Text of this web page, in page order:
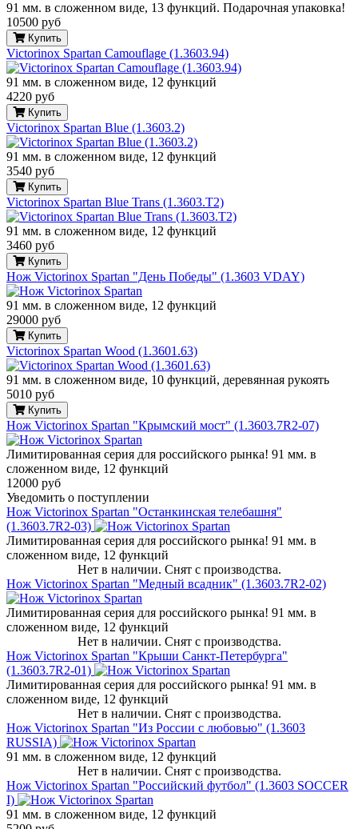
91 мм. в сложенном виде, 13 функций. Подарочная упаковка!
10500 руб
Купить
Victorinox Spartan Camouflage (1.3603.94)
91 мм. в сложенном виде, 12 функций
4220 руб
Купить
Victorinox Spartan Blue (1.3603.2)
91 мм. в сложенном виде, 12 функций
3540 руб
Купить
Victorinox Spartan Blue Trans (1.3603.T2)
91 мм. в сложенном виде, 12 функций
3460 руб
Купить
Нож Victorinox Spartan "День Победы" (1.3603 VDAY)
91 мм. в сложенном виде, 12 функций
29000 руб
Купить
Victorinox Spartan Wood (1.3601.63)
91 мм. в сложенном виде, 10 функций, деревянная рукоять
5010 руб
Купить
Нож Victorinox Spartan "Крымский мост" (1.3603.7R2-07)
Лимитированная серия для российского рынка! 91 мм. в
сложенном виде, 12 функций
12000 руб
Уведомить о поступлении
Нож Victorinox Spartan "Останкинская телебашня"
(1.3603.7R2-03)
Лимитированная серия для российского рынка! 91 мм. в
сложенном виде, 12 функций
Нет в наличии. Снят с производства.
Нож Victorinox Spartan "Медный всадник" (1.3603.7R2-02)
Лимитированная серия для российского рынка! 91 мм. в
сложенном виде, 12 функций
Нет в наличии. Снят с производства.
Нож Victorinox Spartan "Крыши Санкт-Петербурга"
(1.3603.7R2-01)
Лимитированная серия для российского рынка! 91 мм. в
сложенном виде, 12 функций
Нет в наличии. Снят с производства.
Нож Victorinox Spartan "Из России с любовью" (1.3603
RUSSIA)
91 мм. в сложенном виде, 12 функций
Нет в наличии. Снят с производства.
Нож Victorinox Spartan "Российский футбол" (1.3603 SOCCER
I)
91 мм. в сложенном виде, 12 функций